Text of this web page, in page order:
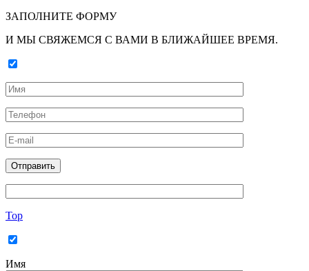
ЗАПОЛНИТЕ ФОРМУ
И МЫ СВЯЖЕМСЯ С ВАМИ В БЛИЖАЙШЕЕ ВРЕМЯ.
Top
Имя